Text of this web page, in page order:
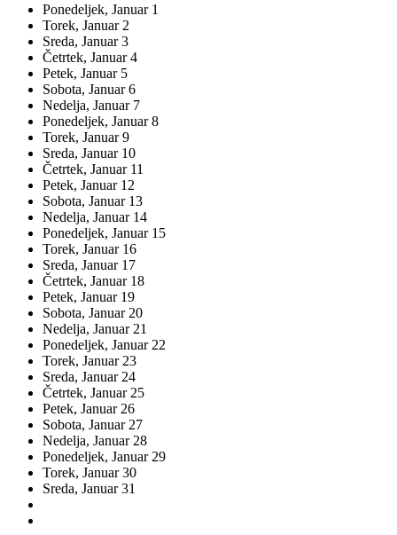
Ponedeljek, Januar1
Torek, Januar2
Sreda, Januar3
Četrtek, Januar4
Petek, Januar5
Sobota, Januar6
Nedelja, Januar7
Ponedeljek, Januar8
Torek, Januar9
Sreda, Januar10
Četrtek, Januar11
Petek, Januar12
Sobota, Januar13
Nedelja, Januar14
Ponedeljek, Januar15
Torek, Januar16
Sreda, Januar17
Četrtek, Januar18
Petek, Januar19
Sobota, Januar20
Nedelja, Januar21
Ponedeljek, Januar22
Torek, Januar23
Sreda, Januar24
Četrtek, Januar25
Petek, Januar26
Sobota, Januar27
Nedelja, Januar28
Ponedeljek, Januar29
Torek, Januar30
Sreda, Januar31